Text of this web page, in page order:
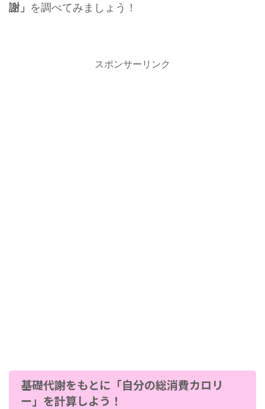
謝」 を調べてみましょう！
スポンサーリンク
基礎代謝をもとに「自分の総消費カロリ
ー」を計算しよう！